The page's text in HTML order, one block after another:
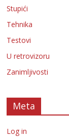
Stupići
Tehnika
Testovi
U retrovizoru
Zanimljivosti
Meta
Log in